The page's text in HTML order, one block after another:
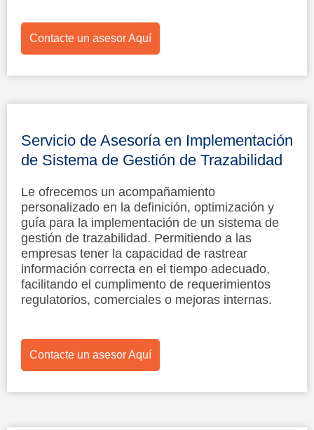
Contacte un asesor Aquí
Servicio de Asesoría en Implementación
de Sistema de Gestión de Trazabilidad
Le ofrecemos un acompañamiento
personalizado en la definición, optimización y
guía para la implementación de un sistema de
gestión de trazabilidad. Permitiendo a las
empresas tener la capacidad de rastrear
información correcta en el tiempo adecuado,
facilitando el cumplimento de requerimientos
regulatorios, comerciales o mejoras internas.
Contacte un asesor Aquí